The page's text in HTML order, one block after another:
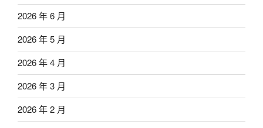
2026 年 6 月
2026 年 5 月
2026 年 4 月
2026 年 3 月
2026 年 2 月